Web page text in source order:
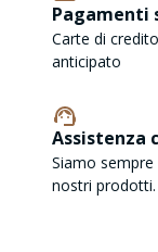
Pagamenti
Carte di
anticipato
Assistenza
Siamo
nostri prodotti.